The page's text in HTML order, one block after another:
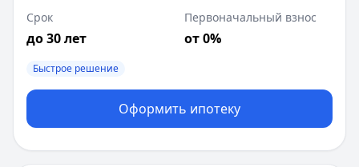
Срок
до 30 лет
Первоначальный взнос
от 0%
Быстрое решение
Оформить ипотеку